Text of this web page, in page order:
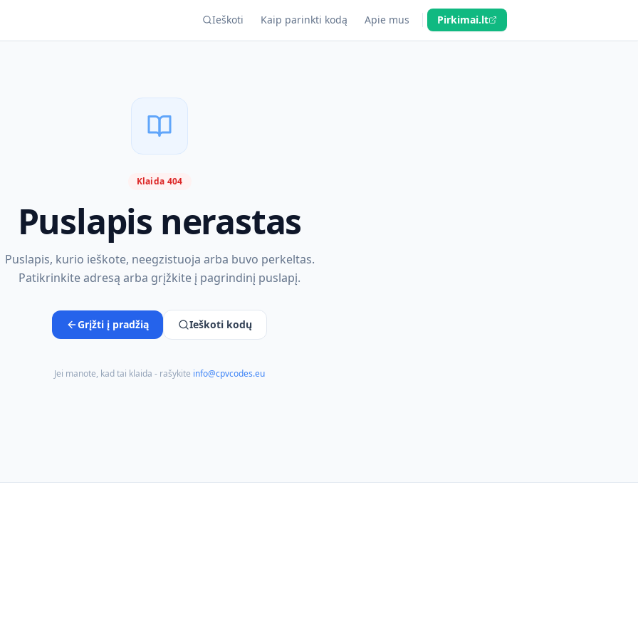
Ieškoti Kaip parinkti kodą Apie mus Pirkimai.lt
Klaida 404
Puslapis nerastas
Puslapis, kurio ieškote, neegzistuoja arba buvo perkeltas.
Patikrinkite adresą arba grįžkite į pagrindinį puslapį.
Grįžti į pradžią Ieškoti kodų
Jei manote, kad tai klaida - rašykite info@cpvcodes.eu